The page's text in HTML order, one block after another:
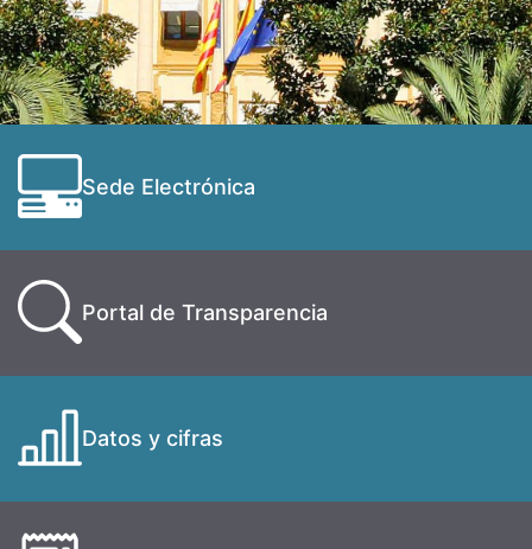
Sede Electrónica
Portal de Transparencia
Datos y cifras